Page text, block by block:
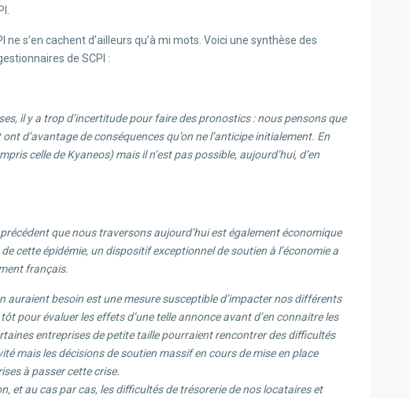
s’en cachent d’ailleurs qu’à mi mots. Voici une synthèse des
de SCPI :
il y a trop d’incertitude pour faire des pronostics : nous pensons que
d’avantage de conséquences qu’on ne l’anticipe initialement. En
celle de Kyaneos) mais il n’est pas possible, aujourd’hui, d’en
que nous traversons aujourd’hui est également économique
cette épidémie, un dispositif exceptionnel de soutien à l’économie a
français.
auraient besoin est une mesure susceptible d’impacter nos différents
pour évaluer les effets d’une telle annonce avant d’en connaitre les
entreprises de petite taille pourraient rencontrer des difficultés
mais les décisions de soutien massif en cours de mise en place
à passer cette crise.
et au cas par cas, les difficultés de trésorerie de nos locataires et